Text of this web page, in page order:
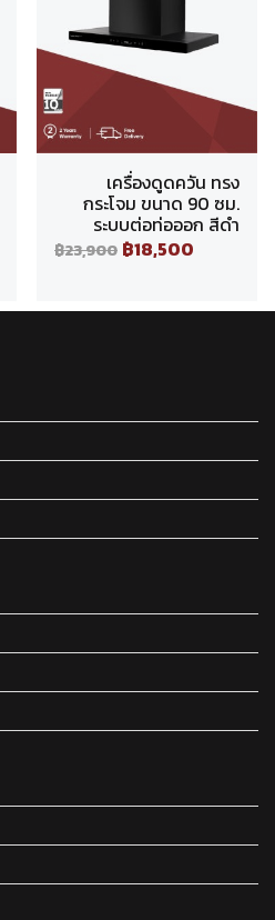
เครื่องดูดควัน ทรง
กระโจม ขนาด 90 ซม.
ระบบต่อท่อออก สีดำ
฿23,900 ฿18,500